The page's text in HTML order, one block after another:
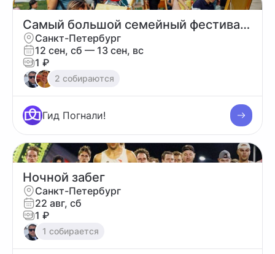
Самый большой семейный фестиваль 2026
Санкт-Петербург
12 сен, сб — 13 сен, вс
1 ₽
2 собираются
Гид Погнали!
Ночной забег
Санкт-Петербург
22 авг, сб
1 ₽
1 собирается